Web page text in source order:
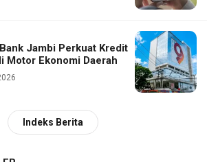
Jambi Perkuat Kredit
Motor Ekonomi Daerah
Indeks Berita